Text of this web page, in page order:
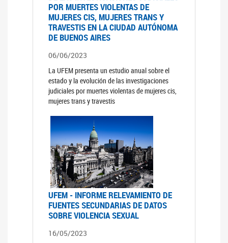
POR MUERTES VIOLENTAS DE
MUJERES CIS, MUJERES TRANS Y
TRAVESTIS EN LA CIUDAD AUTÓNOMA
DE BUENOS AIRES
06/06/2023
La UFEM presenta un estudio anual sobre el
estado y la evolución de las investigaciones
judiciales por muertes violentas de mujeres cis,
mujeres trans y travestis
UFEM - INFORME RELEVAMIENTO DE
FUENTES SECUNDARIAS DE DATOS
SOBRE VIOLENCIA SEXUAL
16/05/2023